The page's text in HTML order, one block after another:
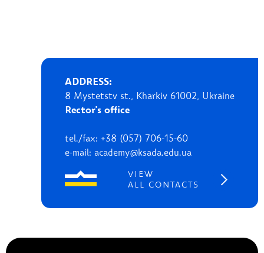
ADDRESS:
8 Mystetstv st., Kharkiv 61002, Ukraine
Rector's office
tel./fax: +38 (057) 706-15-60
e-mail: academy@ksada.edu.ua
VIEW
ALL CONTACTS